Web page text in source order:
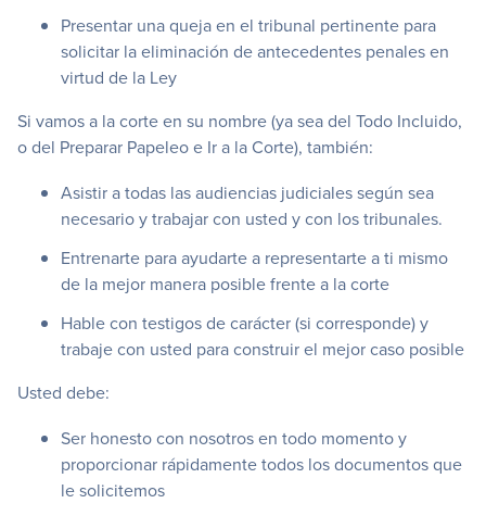
Presentar una queja en el tribunal pertinente para
solicitar la eliminación de antecedentes penales en
virtud de la Ley
Si vamos a la corte en su nombre (ya sea del Todo Incluido,
o del Preparar Papeleo e Ir a la Corte), también:
Asistir a todas las audiencias judiciales según sea
necesario y trabajar con usted y con los tribunales.
Entrenarte para ayudarte a representarte a ti mismo
de la mejor manera posible frente a la corte
Hable con testigos de carácter (si corresponde) y
trabaje con usted para construir el mejor caso posible
Usted debe:
Ser honesto con nosotros en todo momento y
proporcionar rápidamente todos los documentos que
le solicitemos